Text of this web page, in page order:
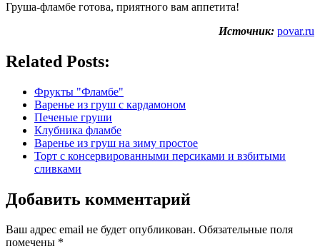
Груша-фламбе готова, приятного вам аппетита!
Источник: povar.ru
Related Posts:
Фрукты "Фламбе"
Варенье из груш с кардамоном
Печеные груши
Клубника фламбе
Варенье из груш на зиму простое
Торт с консервированными персиками и взбитыми
сливками
Добавить комментарий
Ваш адрес email не будет опубликован. Обязательные поля
помечены *